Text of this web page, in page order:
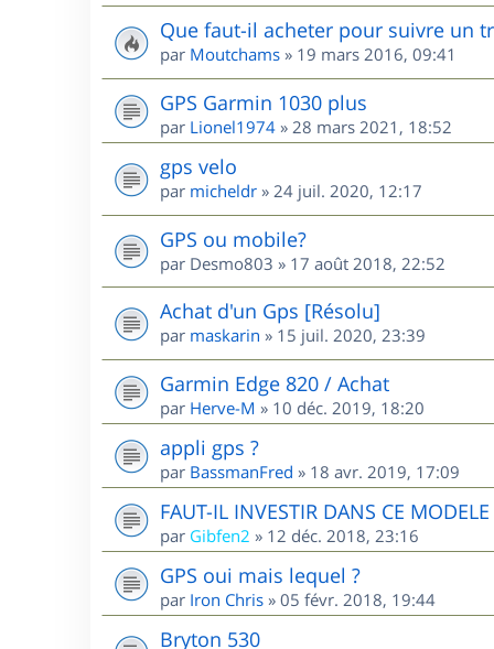
Que faut-il acheter pour suivre un
par Moutchams » 19 mars 2016, 09:41
GPS Garmin 1030 plus
par Lionel1974 » 28 mars 2021, 18:52
gps velo
par micheldr » 24 juil. 2020, 12:17
GPS ou mobile?
par Desmo803 » 17 août 2018, 22:52
Achat d'un Gps [Résolu]
par maskarin » 15 juil. 2020, 23:39
Garmin Edge 820 / Achat
par Herve-M » 10 déc. 2019, 18:20
appli gps ?
par BassmanFred » 18 avr. 2019, 17:09
FAUT-IL INVESTIR DANS CE
par Gibfen2 » 12 déc. 2018, 23:16
GPS oui mais lequel ?
par Iron Chris » 05 févr. 2018, 19:44
Bryton 530